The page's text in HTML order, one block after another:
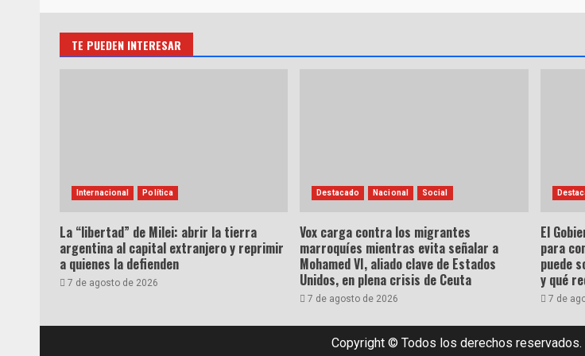
TE PUEDEN INTERESAR
Internacional Política
La “libertad” de Milei: abrir la tierra
argentina al capital extranjero y reprimir
a quienes la defienden
7 de agosto de 2026
Destacado Nacional Social
Vox carga contra los migrantes
marroquíes mientras evita señalar a
Mohamed VI, aliado clave de Estados
Unidos, en plena crisis de Ceuta
7 de agosto de 2026
El
para
puede
y qué
7 de
Copyright © Todos los derechos reservados.